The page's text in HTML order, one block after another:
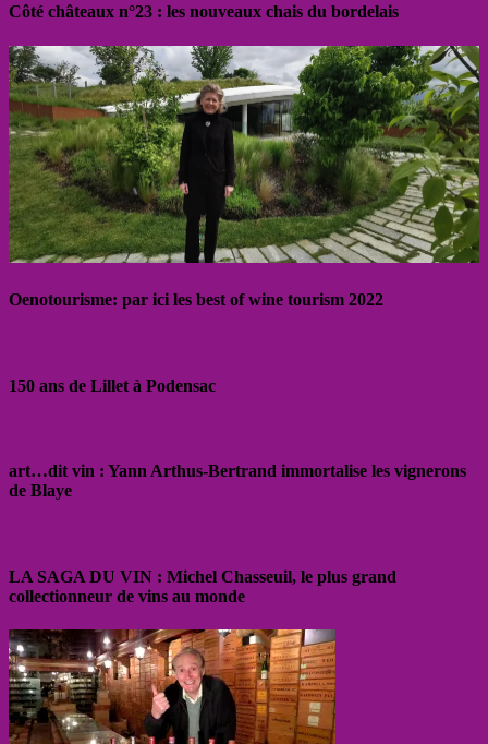
Côté châteaux n°23 : les nouveaux chais du bordelais
Oenotourisme: par ici les best of wine tourism 2022
150 ans de Lillet à Podensac
art…dit vin : Yann Arthus-Bertrand immortalise les vignerons
de Blaye
LA SAGA DU VIN : Michel Chasseuil, le plus grand
collectionneur de vins au monde